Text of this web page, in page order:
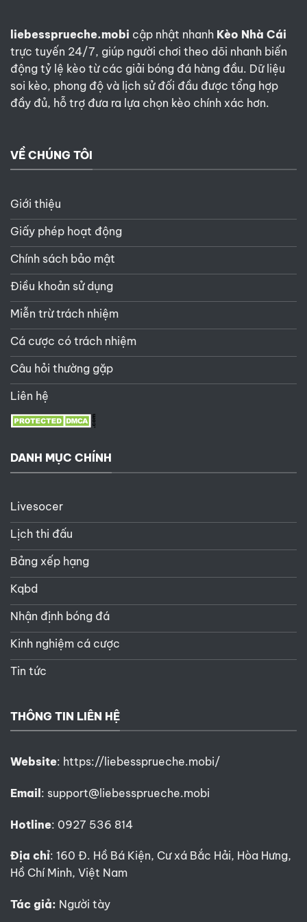
liebessprueche.mobi cập nhật nhanh Kèo Nhà Cái
trực tuyến 24/7, giúp người chơi theo dõi nhanh biến
động tỷ lệ kèo từ các giải bóng đá hàng đầu. Dữ liệu
soi kèo, phong độ và lịch sử đối đầu được tổng hợp
đầy đủ, hỗ trợ đưa ra lựa chọn kèo chính xác hơn.
VỀ CHÚNG TÔI
Giới thiệu
Giấy phép hoạt động
Chính sách bảo mật
Điều khoản sử dụng
Miễn trừ trách nhiệm
Cá cược có trách nhiệm
Câu hỏi thường gặp
Liên hệ
DANH MỤC CHÍNH
Livesocer
Lịch thi đấu
Bảng xếp hạng
Kqbd
Nhận định bóng đá
Kinh nghiệm cá cược
Tin tức
THÔNG TIN LIÊN HỆ
Website: https://liebessprueche.mobi/
Email: support@liebessprueche.mobi
Hotline: 0927 536 814
Địa chỉ: 160 Đ. Hồ Bá Kiện, Cư xá Bắc Hải, Hòa Hưng,
Hồ Chí Minh, Việt Nam
Tác giả: Người tày